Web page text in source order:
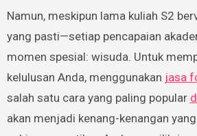
Namun, meskipun lama kuliah S2
yang pasti—setiap pencapaian
momen spesial: wisuda. Untuk
kelulusan Anda, menggunakan jasa
salah satu cara yang paling popular
akan menjadi kenang-kenangan